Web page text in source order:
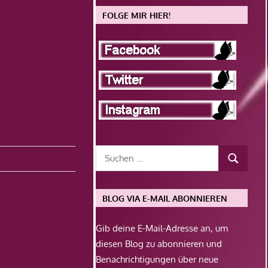
FOLGE MIR HIER!
BLOG VIA E-MAIL ABONNIEREN
Gib deine E-Mail-Adresse an, um
diesen Blog zu abonnieren und
Benachrichtigungen über neue